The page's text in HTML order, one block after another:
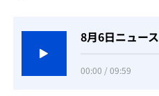
8月6日ニュース
00:00 / 09:59